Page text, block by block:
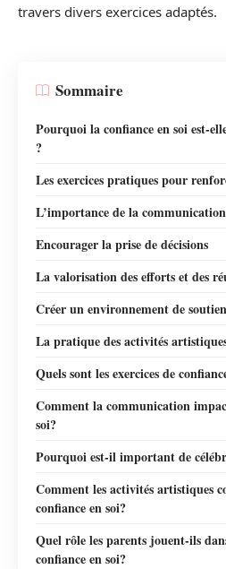
travers divers exercices adaptés.
Sommaire
Pourquoi la confiance en soi est-
?
Les exercices pratiques pour
L’importance de la
Encourager la prise de décisions
La valorisation des efforts et des
Créer un environnement de soutien
La pratique des activités
Quels sont les exercices de
Comment la communication
soi?
Pourquoi est-il important de
Comment les activités artistiques
confiance en soi?
Quel rôle les parents jouent-ils
confiance en soi?